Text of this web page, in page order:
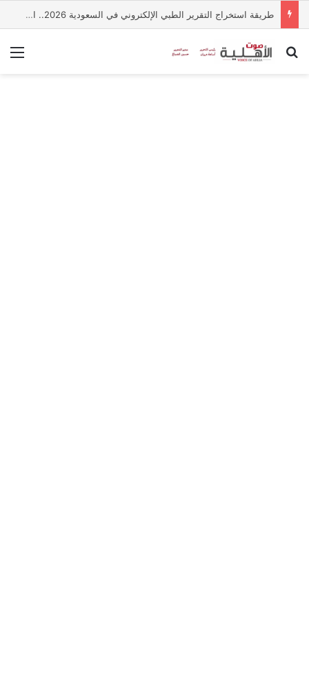
طريقة استخراج التقرير الطبي الإلكتروني في السعودية 2026.. الخطوات والشروط
بحث عن